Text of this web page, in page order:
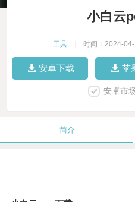
小白云
工具 时间：2024-
安卓下载 苹
安卓市
简介